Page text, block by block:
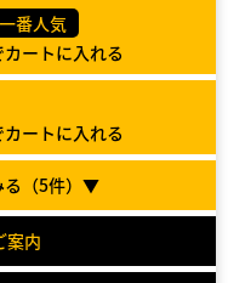
一番人気
ートに入れる
ートに入れる
（5件）▼
案内